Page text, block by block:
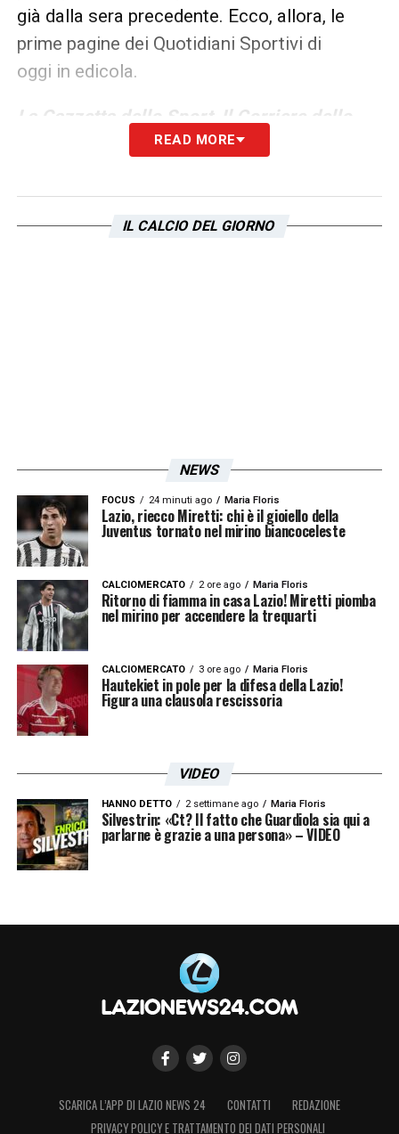
già dalla sera precedente. Ecco, allora, le
prime pagine dei Quotidiani Sportivi di
oggi in edicola.
La Gazzetta dello Sport, Il Corriere dello
Tuttosportrappresentano i principali
riferimento ogni giorno tanto per gli addetti ai
lavori quanto per gli appassionati di calcio
Le prime pagine dei principali quotidiani sportivi – 8
settembre 25
READ MORE
IL CALCIO DEL GIORNO
NEWS
FOCUS 24 minuti ago Maria Floris
Lazio, riecco Miretti: chi è il gioiello della
Juventus tornato nel mirino biancoceleste
CALCIOMERCATO 2 ore ago Maria Floris
Ritorno di fiamma in casa Lazio! Miretti piomba
nel mirino per accendere la trequarti
CALCIOMERCATO 3 ore ago Maria Floris
Hautekiet in pole per la difesa della Lazio!
Figura una clausola rescissoria
VIDEO
HANNO DETTO 2 settimane ago Maria Floris
Silvestrin: «Ct? Il fatto che Guardiola sia qui a
parlarne è grazie a una persona» – VIDEO
SCARICA L’APP DI LAZIO NEWS 24 CONTATTI
REDAZIONE
PRIVACY POLICY E TRATTAMENTO DEI DATI PERSONALI